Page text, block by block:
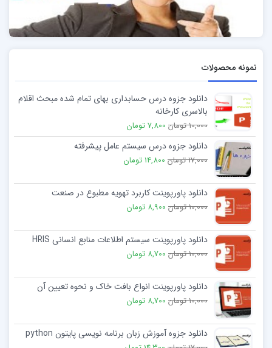
نمونه محصولات
دانلود جزوه درس حسابداری بهای تمام شده مبحث اقلام
بالاسری کارخانه
10,000 تومان 7,800 تومان
دانلود جزوه درس سيستم عامل پيشرفته
17,000 تومان 14,800 تومان
دانلود پاورپوینت کاربرد تهویه مطبوع در صنعت
10,000 تومان 8,900 تومان
دانلود پاورپوینت سیستم اطلاعات منابع انسانی HRIS
10,000 تومان 8,700 تومان
دانلود پاورپوینت انواع بافت خاک و نحوه تعیین آن
10,000 تومان 8,700 تومان
دانلود جزوه آموزش زبان برنامه نویسی پایتون python